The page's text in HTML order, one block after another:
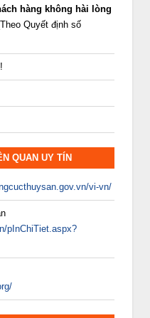
hàng không hài lòng
Quyết định số
QUAN UY TÍN
vi-vn/
pInChiTiet.aspx?